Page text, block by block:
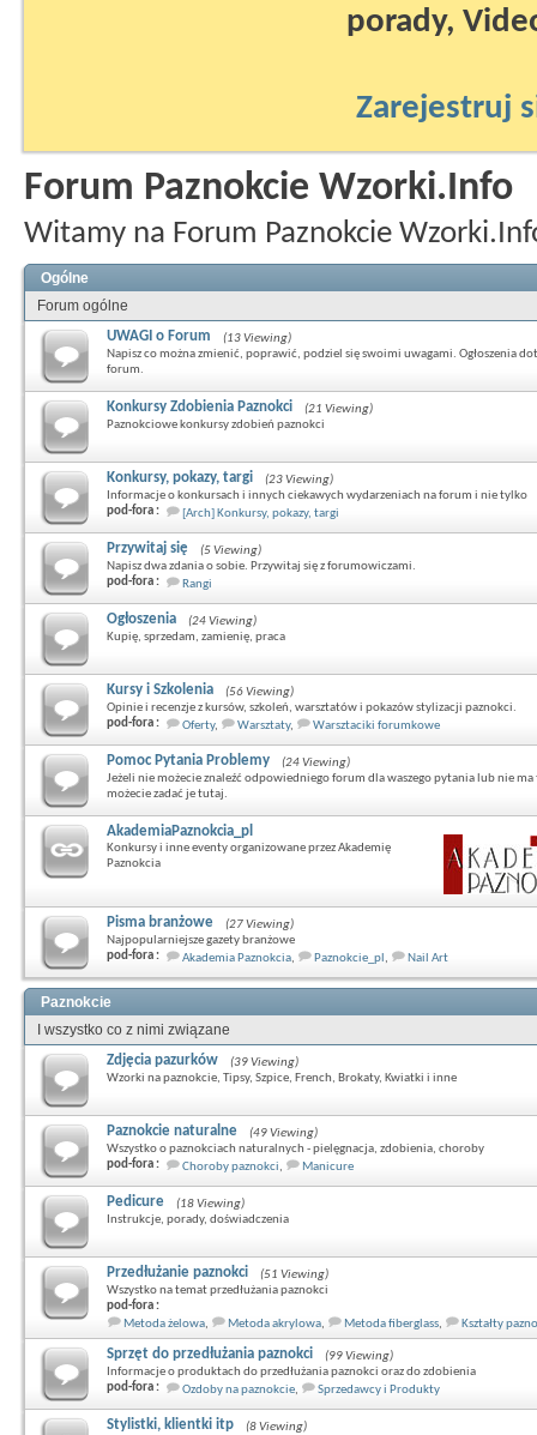
porady,
Zarejestruj
Forum Paznokcie Wzorki.Info
Witamy na Forum Paznokcie
Ogólne
Forum ogólne
UWAGI o Forum
(13 Viewing)
Napisz co można zmienić, poprawić, podziel się swoimi uwagami. Ogłoszenia
forum.
Konkursy Zdobienia Paznokci
(21 Viewing)
Paznokciowe konkursy zdobień paznokci
Konkursy, pokazy, targi
(23 Viewing)
Informacje o konkursach i innych ciekawych wydarzeniach na forum i nie tylko
pod-fora :
[Arch] Konkursy, pokazy, targi
Przywitaj się
(5 Viewing)
Napisz dwa zdania o sobie. Przywitaj się z forumowiczami.
pod-fora :
Rangi
Ogłoszenia
(24 Viewing)
Kupię, sprzedam, zamienię, praca
Kursy i Szkolenia
(56 Viewing)
Opinie i recenzje z kursów, szkoleń, warsztatów i pokazów stylizacji paznokci.
pod-fora :
Oferty, Warsztaty, Warsztaciki forumkowe
Pomoc Pytania Problemy
(24 Viewing)
Jeżeli nie możecie znaleźć odpowiedniego forum dla waszego pytania lub nie ma
możecie zadać je tutaj.
AkademiaPaznokcia_pl
Konkursy i inne eventy organizowane przez Akademię
Paznokcia
Pisma branżowe
(27 Viewing)
Najpopularniejsze gazety branżowe
pod-fora :
Akademia Paznokcia, Paznokcie_pl , Nail Art
Paznokcie
I wszystko co z nimi związane
Zdjęcia pazurków
(39 Viewing)
Wzorki na paznokcie, Tipsy, Szpice, French, Brokaty, Kwiatki i inne
Paznokcie naturalne
(49 Viewing)
Wszystko o paznokciach naturalnych - pielęgnacja, zdobienia, choroby
pod-fora :
Choroby paznokci, Manicure
Pedicure
(18 Viewing)
Instrukcje, porady, doświadczenia
Przedłużanie paznokci
(51 Viewing)
Wszystko na temat przedłużania paznokci
pod-fora :
Metoda żelowa, Metoda akrylowa, Metoda fiberglass, Kształty
Sprzęt do przedłużania paznokci
(99 Viewing)
Informacje o produktach do przedłużania paznokci oraz do zdobienia
pod-fora :
Ozdoby na paznokcie, Sprzedawcy i Produkty
Stylistki, klientki itp
(8 Viewing)